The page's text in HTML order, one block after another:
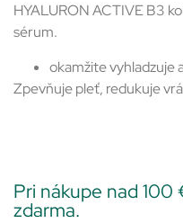
HYALURON ACTIVE B3
sérum.
okamžite vyhladzuje
Zpevňuje pleť, redukuje
Pri nákupe nad 100
zdarma.